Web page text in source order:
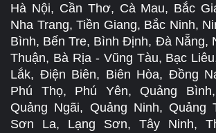
Hà Nội, Cần Thơ, Cà Mau, Bắc
Nha Trang, Tiền Giang, Bắc Ninh,
Bình, Bến Tre, Bình Định, Đà Nẵng,
Thuận, Bà Rịa - Vũng Tàu, Bạc
Lắk, Điện Biên, Biên Hòa, Đồng
Phú Thọ, Phú Yên, Quảng
Quảng Ngãi, Quảng Ninh, Quảng
Sơn La, Lạng Sơn, Tây Ninh,